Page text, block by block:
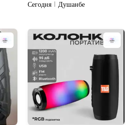
Сегодня Душанбе